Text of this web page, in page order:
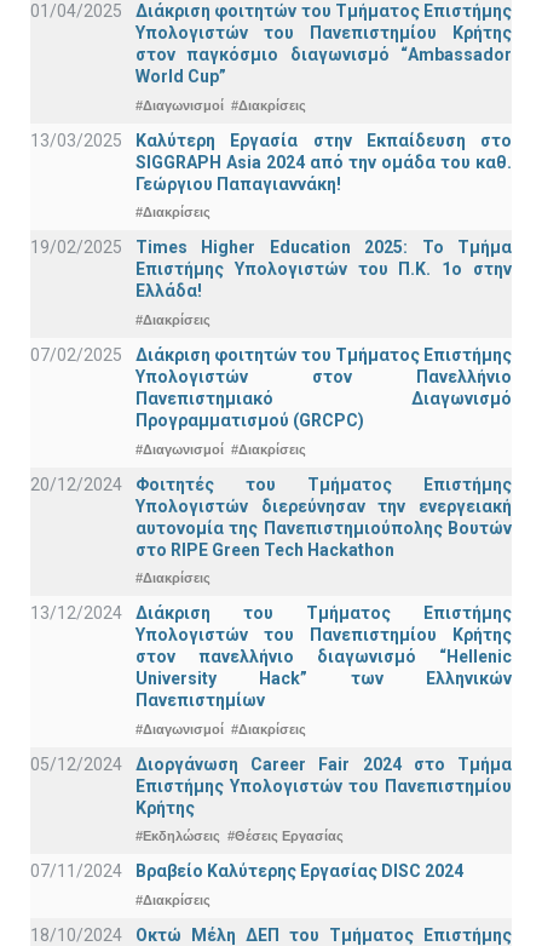
01/04/2025
Διάκριση φοιτητών του Τμήματος Επιστήμης
Υπολογιστών του Πανεπιστημίου Κρήτης
στον παγκόσμιο διαγωνισμό “Ambassador
World Cup”
#Διαγωνισμοί #Διακρίσεις
13/03/2025
Καλύτερη Εργασία στην Εκπαίδευση στο
SIGGRAPH Asia 2024 από την ομάδα του καθ.
Γεώργιου Παπαγιαννάκη!
#Διακρίσεις
19/02/2025
Times Higher Education 2025: Το Τμήμα
Επιστήμης Υπολογιστών του Π.Κ. 1ο στην
Ελλάδα!
#Διακρίσεις
07/02/2025
Διάκριση φοιτητών του Τμήματος Επιστήμης
Υπολογιστών στον Πανελλήνιο
Πανεπιστημιακό Διαγωνισμό
Προγραμματισμού (GRCPC)
#Διαγωνισμοί #Διακρίσεις
20/12/2024
Φοιτητές του Τμήματος Επιστήμης
Υπολογιστών διερεύνησαν την ενεργειακή
αυτονομία της Πανεπιστημιούπολης Βουτών
στο RIPE Green Tech Hackathon
#Διακρίσεις
13/12/2024
Διάκριση του Τμήματος Επιστήμης
Υπολογιστών του Πανεπιστημίου Κρήτης
στον πανελλήνιο διαγωνισμό “Hellenic
University Hack” των Ελληνικών
Πανεπιστημίων
#Διαγωνισμοί #Διακρίσεις
05/12/2024
Διοργάνωση Career Fair 2024 στο Τμήμα
Επιστήμης Υπολογιστών του Πανεπιστημίου
Κρήτης
#Εκδηλώσεις #Θέσεις Εργασίας
07/11/2024 Βραβείο Καλύτερης Εργασίας DISC 2024
#Διακρίσεις
18/10/2024
Οκτώ Μέλη ΔΕΠ του Τμήματος Επιστήμης